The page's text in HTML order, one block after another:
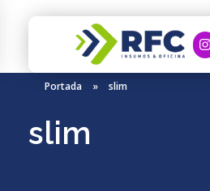
RFC Soluciones
Con 35 años de experiencia, RFC se especializa en muebles de oficina, soluciones tecnológicas y servicio técnico en Río Gallegos. Equipamos espacios de trabajo modernos y eficientes.
Portada » slim
slim